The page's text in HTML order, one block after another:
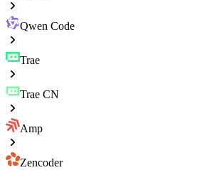
Qwen Code
Trae
Trae CN
Amp
Zencoder